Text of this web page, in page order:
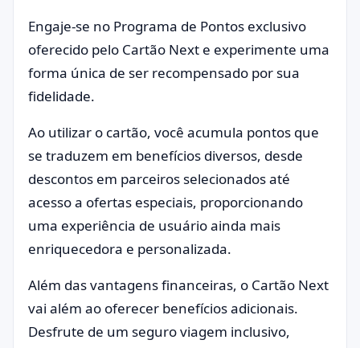
Engaje-se no Programa de Pontos exclusivo
oferecido pelo Cartão Next e experimente uma
forma única de ser recompensado por sua
fidelidade.
Ao utilizar o cartão, você acumula pontos que
se traduzem em benefícios diversos, desde
descontos em parceiros selecionados até
acesso a ofertas especiais, proporcionando
uma experiência de usuário ainda mais
enriquecedora e personalizada.
Além das vantagens financeiras, o Cartão Next
vai além ao oferecer benefícios adicionais.
Desfrute de um seguro viagem inclusivo,